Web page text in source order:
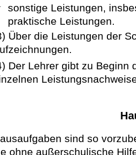
sonstige Leistungen,
praktische Leistungen.
Über die Leistungen der
Der Lehrer gibt zu Beginn
sind so
ohne außerschulische